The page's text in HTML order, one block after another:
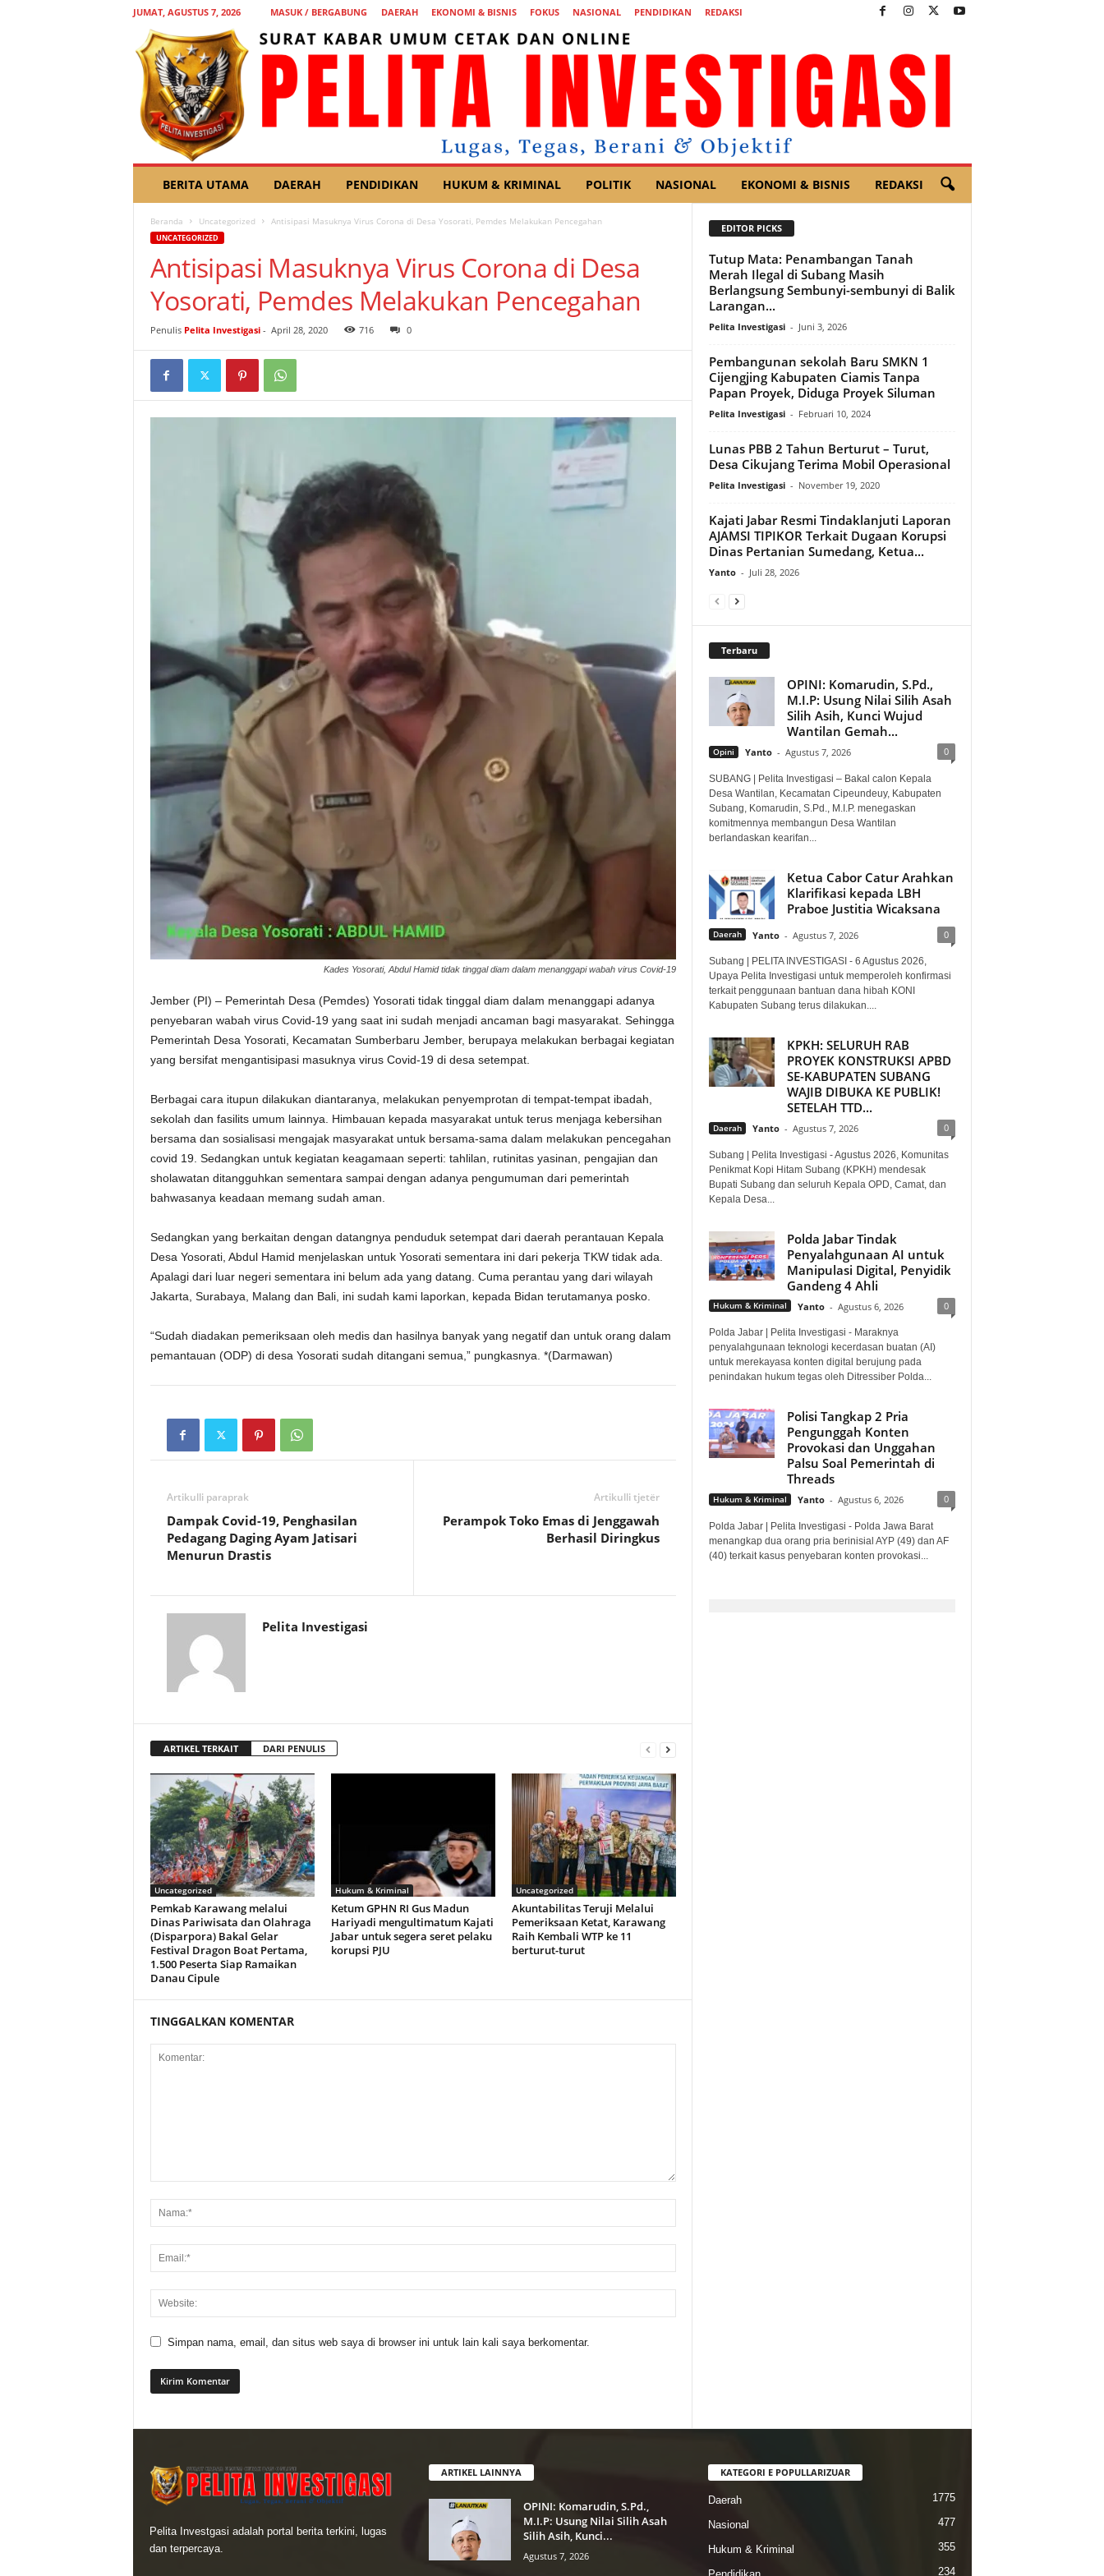
JUMAT, AGUSTUS 7, 2026 MASUK / BERGABUNG DAERAH EKONOMI & BISNIS FOKUS NASIONAL PENDIDIKAN REDAKSI
L
BERITA UTAMA DAERAH PENDIDIKAN HUKUM & KRIMINAL POLITIK NASIONAL EKONOMI & BISNIS REDAKSI
Beranda Uncategorized Antisipasi Masuknya Virus Corona di Desa Yosorati, Pemdes Melakukan Pencegahan
UNCATEGORIZED
Antisipasi Masuknya Virus Corona di Desa
Yosorati, Pemdes Melakukan Pencegahan
Penulis Pelita Investigasi- April 28, 2020 716 0
Kades Yosorati, Abdul Hamid tidak tinggal diam dalam menanggapi wabah virus Covid-19
Jember (PI) – Pemerintah Desa (Pemdes) Yosorati tidak tinggal diam dalam menanggapi adanya
penyebaran wabah virus Covid-19 yang saat ini sudah menjadi ancaman bagi masyarakat. Sehingga
Pemerintah Desa Yosorati, Kecamatan Sumberbaru Jember, berupaya melakukan berbagai kegiatan
yang bersifat mengantisipasi masuknya virus Covid-19 di desa setempat.
Berbagai cara itupun dilakukan diantaranya, melakukan penyemprotan di tempat-tempat ibadah,
sekolah dan fasilits umum lainnya. Himbauan kepada masyarakat untuk terus menjaga kebersihan
bersama dan sosialisasi mengajak masyarakat untuk bersama-sama dalam melakukan pencegahan
covid 19. Sedangkan untuk kegiatan keagamaan seperti: tahlilan, rutinitas yasinan, pengajian dan
sholawatan ditangguhkan sementara sampai dengan adanya pengumuman dari pemerintah
bahwasanya keadaan memang sudah aman.
Sedangkan yang berkaitan dengan datangnya penduduk setempat dari daerah perantauan Kepala
Desa Yosorati, Abdul Hamid menjelaskan untuk Yosorati sementara ini dari pekerja TKW tidak ada.
Apalagi dari luar negeri sementara ini belum ada yang datang. Cuma perantau yang dari wilayah
Jakarta, Surabaya, Malang dan Bali, ini sudah kami laporkan, kepada Bidan terutamanya posko.
“Sudah diadakan pemeriksaan oleh medis dan hasilnya banyak yang negatif dan untuk orang dalam
pemantauan (ODP) di desa Yosorati sudah ditangani semua,” pungkasnya. *(Darmawan)
Artikulli paraprak
Dampak Covid-19, Penghasilan
Pedagang Daging Ayam Jatisari
Menurun Drastis
Artikulli tjetër
Perampok Toko Emas di Jenggawah
Berhasil Diringkus
Pelita Investigasi
ARTIKEL TERKAIT DARI PENULIS
Uncategorized
Pemkab Karawang melalui
Dinas Pariwisata dan Olahraga
(Disparpora) Bakal Gelar
Festival Dragon Boat Pertama,
1.500 Peserta Siap Ramaikan
Danau Cipule
Hukum & Kriminal
Ketum GPHN RI Gus Madun
Hariyadi mengultimatum Kajati
Jabar untuk segera seret pelaku
korupsi PJU
Uncategorized
Akuntabilitas Teruji Melalui
Pemeriksaan Ketat, Karawang
Raih Kembali WTP ke 11
berturut-turut
TINGGALKAN KOMENTAR
Simpan nama, email, dan situs web saya di browser ini untuk lain kali saya berkomentar.
EDITOR PICKS
Tutup Mata: Penambangan Tanah
Merah Ilegal di Subang Masih
Berlangsung Sembunyi-sembunyi di Balik
Larangan...
Pelita Investigasi - Juni 3, 2026
Pembangunan sekolah Baru SMKN 1
Cijengjing Kabupaten Ciamis Tanpa
Papan Proyek, Diduga Proyek Siluman
Pelita Investigasi - Februari 10, 2024
Lunas PBB 2 Tahun Berturut – Turut,
Desa Cikujang Terima Mobil Operasional
Pelita Investigasi - November 19, 2020
Kajati Jabar Resmi Tindaklanjuti Laporan
AJAMSI TIPIKOR Terkait Dugaan Korupsi
Dinas Pertanian Sumedang, Ketua...
Yanto - Juli 28, 2026
Terbaru
OPINI: Komarudin, S.Pd.,
M.I.P: Usung Nilai Silih Asah
Silih Asih, Kunci Wujud
Wantilan Gemah...
Opini Yanto - Agustus 7, 2026 0
SUBANG | Pelita Investigasi – Bakal calon Kepala
Desa Wantilan, Kecamatan Cipeundeuy, Kabupaten
Subang, Komarudin, S.Pd., M.I.P. menegaskan
komitmennya membangun Desa Wantilan
berlandaskan kearifan...
Ketua Cabor Catur Arahkan
Klarifikasi kepada LBH
Praboe Justitia Wicaksana
Daerah Yanto - Agustus 7, 2026 0
Subang | PELITA INVESTIGASI - 6 Agustus 2026,
Upaya Pelita Investigasi untuk memperoleh konfirmasi
terkait penggunaan bantuan dana hibah KONI
Kabupaten Subang terus dilakukan....
KPKH: SELURUH RAB
PROYEK KONSTRUKSI APBD
SE-KABUPATEN SUBANG
WAJIB DIBUKA KE PUBLIK!
SETELAH TTD...
Daerah Yanto - Agustus 7, 2026 0
Subang | Pelita Investigasi - Agustus 2026, Komunitas
Penikmat Kopi Hitam Subang (KPKH) mendesak
Bupati Subang dan seluruh Kepala OPD, Camat, dan
Kepala Desa...
Polda Jabar Tindak
Penyalahgunaan AI untuk
Manipulasi Digital, Penyidik
Gandeng 4 Ahli
Hukum & Kriminal Yanto - Agustus 6, 2026 0
Polda Jabar | Pelita Investigasi - Maraknya
penyalahgunaan teknologi kecerdasan buatan (AI)
untuk merekayasa konten digital berujung pada
penindakan hukum tegas oleh Ditressiber Polda...
Polisi Tangkap 2 Pria
Pengunggah Konten
Provokasi dan Unggahan
Palsu Soal Pemerintah di
Threads
Hukum & Kriminal Yanto - Agustus 6, 2026 0
Polda Jabar | Pelita Investigasi - Polda Jawa Barat
menangkap dua orang pria berinisial AYP (49) dan AF
(40) terkait kasus penyebaran konten provokasi...
Pelita Investgasi adalah portal berita terkini, lugas
dan terpercaya.
ARTIKEL LAINNYA
OPINI: Komarudin, S.Pd.,
M.I.P: Usung Nilai Silih Asah
Silih Asih, Kunci...
Agustus 7, 2026
KATEGORI E POPULLARIZUAR
Daerah 1775
Nasional 477
Hukum & Kriminal 355
234